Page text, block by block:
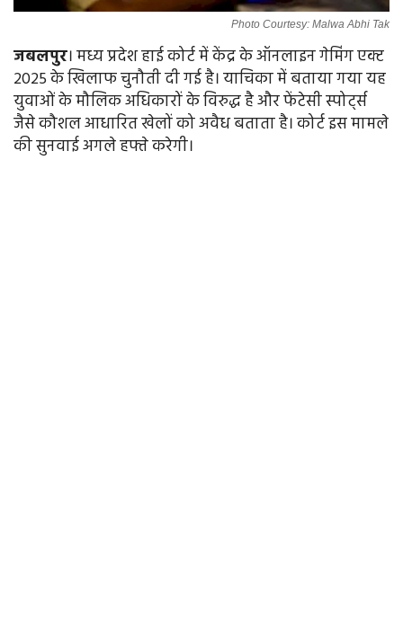
Photo Courtesy: Malwa Abhi Tak
जबलपुर। मध्य प्रदेश हाई कोर्ट में केंद्र के ऑनलाइन गेमिंग एक्ट
2025 के खिलाफ चुनौती दी गई है। याचिका में बताया गया यह
युवाओं के मौलिक अधिकारों के विरुद्ध है और फेंटेसी स्पोर्ट्स
जैसे कौशल आधारित खेलों को अवैध बताता है। कोर्ट इस मामले
की सुनवाई अगले हफ्ते करेगी।